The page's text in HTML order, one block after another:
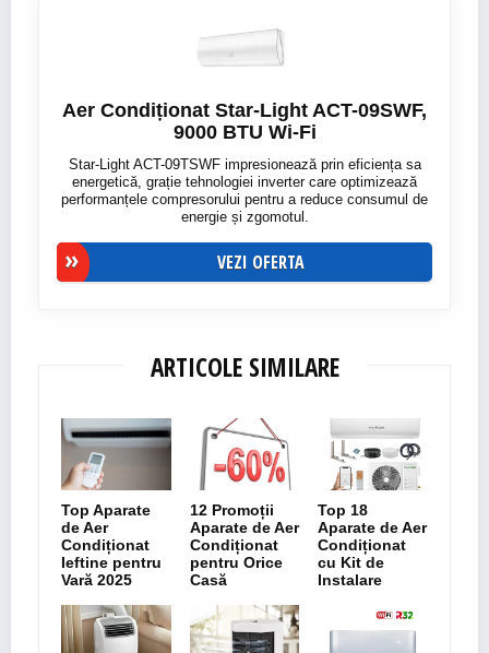
Aer Condiționat Star-Light ACT-09SWF,
9000 BTU Wi-Fi
Star-Light ACT-09TSWF impresionează prin eficiența sa
energetică, grație tehnologiei inverter care optimizează
performanțele compresorului pentru a reduce consumul de
energie și zgomotul.
VEZI OFERTA
ARTICOLE SIMILARE
Top Aparate
de Aer
Condiționat
Ieftine pentru
Vară 2025
12 Promoții
Aparate de Aer
Condiționat
pentru Orice
Casă
Top 18
Aparate de Aer
Condiționat
cu Kit de
Instalare